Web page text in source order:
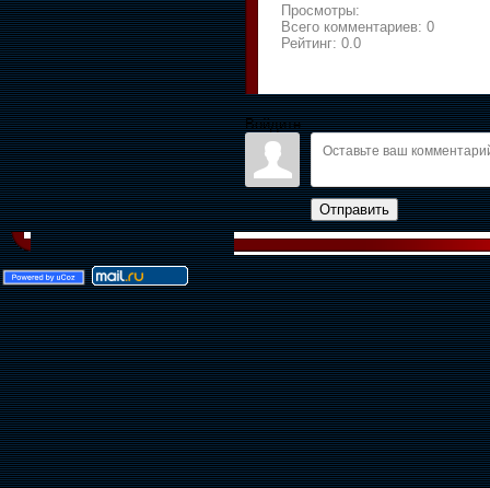
Просмотры:
Всего комментариев: 0
Рейтинг: 0.0
Войдите:
Отправить